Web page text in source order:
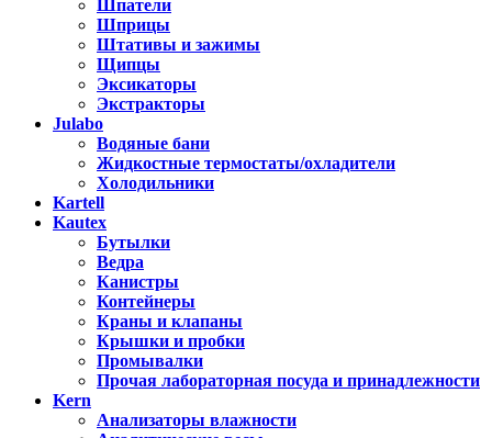
Шпатели
Шприцы
Штативы и зажимы
Щипцы
Эксикаторы
Экстракторы
Julabo
Водяные бани
Жидкостные термостаты/охладители
Холодильники
Kartell
Kautex
Бутылки
Ведра
Канистры
Контейнеры
Краны и клапаны
Крышки и пробки
Промывалки
Прочая лабораторная посуда и принадлежности
Kern
Анализаторы влажности